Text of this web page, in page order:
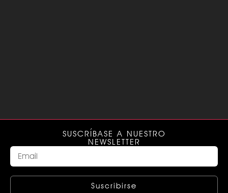
SUSCRÍBASE A NUESTRO
NEWSLETTER
Suscribirse